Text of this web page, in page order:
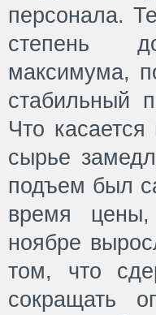
персонала.
степень
максимума,
стабильный
Что
сырье
подъем был
время
ноябре
том, что
сокращать